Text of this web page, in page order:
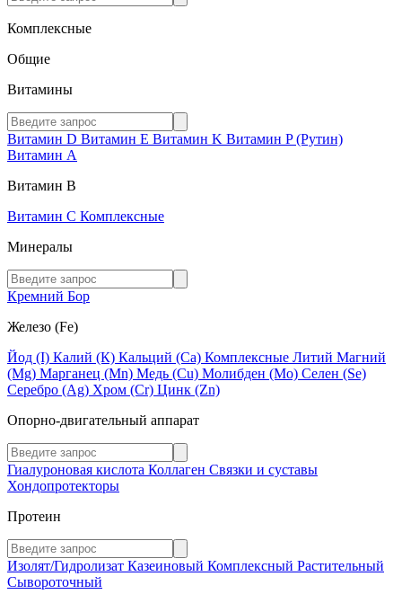
Комплексные
Общие
Витамины
Витамин D Витамин E Витамин K Витамин P (Рутин)
Витамин А
Витамин В
Витамин C Комплексные
Минералы
Кремний Бор
Железо (Fe)
Йод (I) Калий (К) Кальций (Са) Комплексные Литий Магний
(Mg) Марганец (Mn) Медь (Сu) Молибден (Мо) Селен (Se)
Серебро (Ag) Хром (Cr) Цинк (Zn)
Опорно-двигательный аппарат
Гиалуроновая кислота Коллаген Связки и суставы
Хондопротекторы
Протеин
Изолят/Гидролизат Казеиновый Комплексный Растительный
Сывороточный